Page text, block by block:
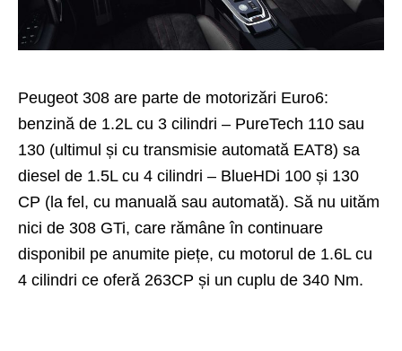
Peugeot 308 are parte de motorizări Euro6:
benzină de 1.2L cu 3 cilindri – PureTech 110 sau
130 (ultimul și cu transmisie automată EAT8) sa
diesel de 1.5L cu 4 cilindri – BlueHDi 100 și 130
CP (la fel, cu manuală sau automată). Să nu uităm
nici de 308 GTi, care rămâne în continuare
disponibil pe anumite piețe, cu motorul de 1.6L cu
4 cilindri ce oferă 263CP și un cuplu de 340 Nm.